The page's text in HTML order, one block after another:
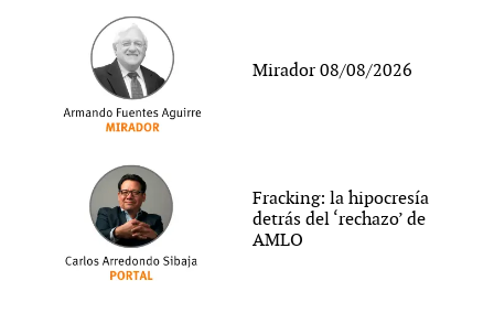
Mirador 08/08/2026
Fracking: la hipocresía
detrás del ‘rechazo’ de
AMLO